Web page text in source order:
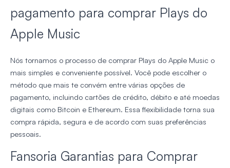
pagamento para comprar Plays do
Apple Music
Nós tornamos o processo de comprar Plays do Apple Music o
mais simples e conveniente possível. Você pode escolher o
método que mais te convém entre várias opções de
pagamento, incluindo cartões de crédito, débito e até moedas
digitais como Bitcoin e Ethereum. Essa flexibilidade torna sua
compra rápida, segura e de acordo com suas preferências
pessoais.
Fansoria Garantias para Comprar